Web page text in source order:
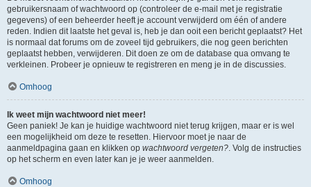
gebruikersnaam of wachtwoord op (controleer de e-mail met je registratie
gegevens) of een beheerder heeft je account verwijderd om één of andere
reden. Indien dit laatste het geval is, heb je dan ooit een bericht geplaatst? Het
is normaal dat forums om de zoveel tijd gebruikers, die nog geen berichten
geplaatst hebben, verwijderen. Dit doen ze om de database qua omvang te
verkleinen. Probeer je opnieuw te registreren en meng je in de discussies.
Omhoog
Ik weet mijn wachtwoord niet meer!
Geen paniek! Je kan je huidige wachtwoord niet terug krijgen, maar er is wel
een mogelijkheid om deze te resetten. Hiervoor moet je naar de
aanmeldpagina gaan en klikken op wachtwoord vergeten? . Volg de instructies
op het scherm en even later kan je je weer aanmelden.
Omhoog